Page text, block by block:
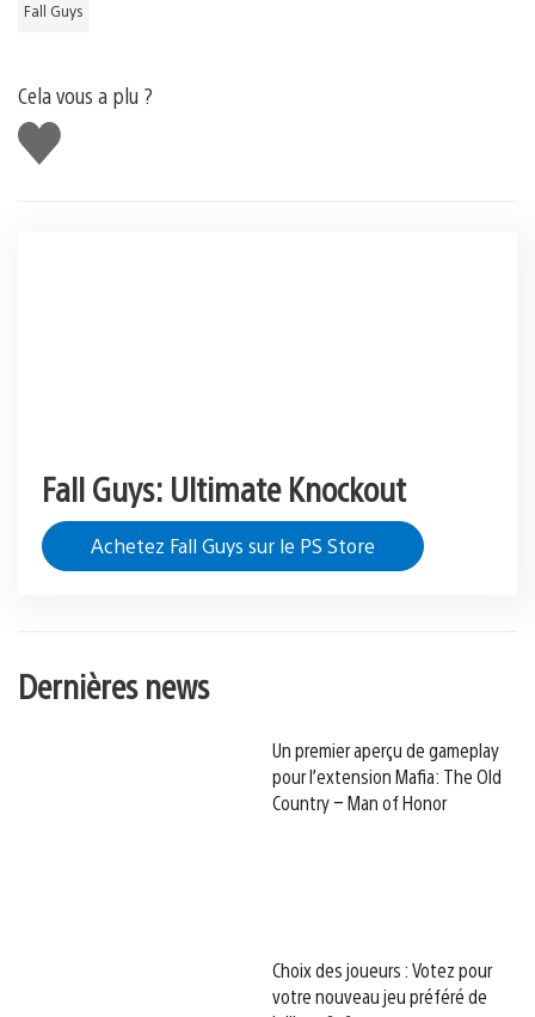
Fall Guys
Cela vous a plu ?
J'aime
Fall Guys: Ultimate Knockout
Achetez Fall Guys sur le PS Store
Dernières news
Un premier aperçu de gameplay
pour l’extension Mafia: The Old
Country – Man of Honor
Choix des joueurs : Votez pour
votre nouveau jeu préféré de